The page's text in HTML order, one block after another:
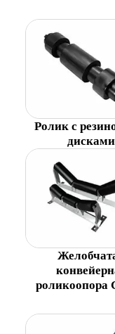
Ролик с
дисками
роликоопора